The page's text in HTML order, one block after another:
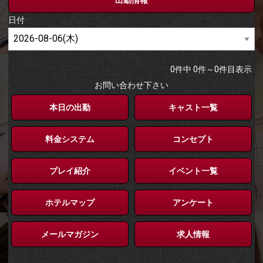
日付
0件中 0件～0件目表示
お問い合わせ下さい
本日の出勤 キャスト一覧
料金システム コンセプト
プレイ紹介 イベント一覧
ホテルマップ アンケート
メールマガジン 求人情報